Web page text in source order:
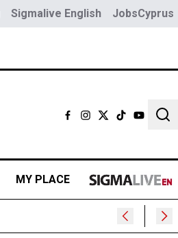
Sigmalive English JobsCyprus
MY PLACE